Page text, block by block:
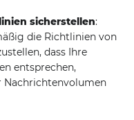
sicherstellen:
die Richtlinien von
dass Ihre
entsprechen,
Nachrichtenvolumen